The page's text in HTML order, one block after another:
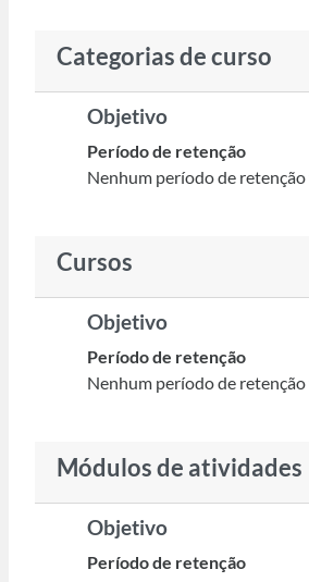
Categorias de curso
Objetivo
Período de retenção
Nenhum período de
Cursos
Objetivo
Período de retenção
Nenhum período de
Módulos de atividades
Objetivo
Período de retenção